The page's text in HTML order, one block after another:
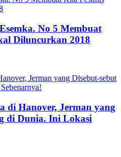
No 5 Membuat
Diluncurkan 2018
di Hanover, Jerman yang
di Dunia. Ini Lokasi